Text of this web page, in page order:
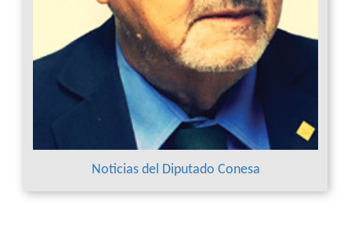
Noticias del Diputado Conesa